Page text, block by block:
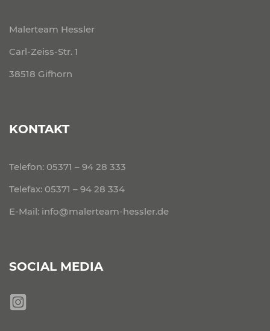
Malerteam Hessler
Carl-Zeiss-Str. 1
38518 Gifhorn
KONTAKT
Telefon: 05371 – 94 28 333
Telefax: 05371 – 94 28 334
E-Mail: info@malerteam-hessler.de
SOCIAL MEDIA